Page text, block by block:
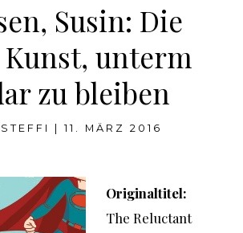
Susin: Die
unterm
zu bleiben
STEFFI 11. MÄRZ 2016
Originaltitel:
The Reluctant